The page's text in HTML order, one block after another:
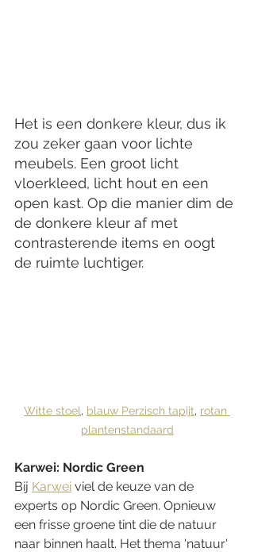
Het is een donkere kleur, dus ik
zou zeker gaan voor lichte
meubels. Een groot licht
vloerkleed, licht hout en een
open kast. Op die manier dim de
de donkere kleur af met
contrasterende items en oogt
de ruimte luchtiger.
Witte stoel, blauw Perzisch tapijt, rotan
plantenstandaard
Karwei: Nordic Green
Bij Karwei viel de keuze van de
experts op Nordic Green. Opnieuw
een frisse groene tint die de natuur
naar binnen haalt. Het thema 'natuur'